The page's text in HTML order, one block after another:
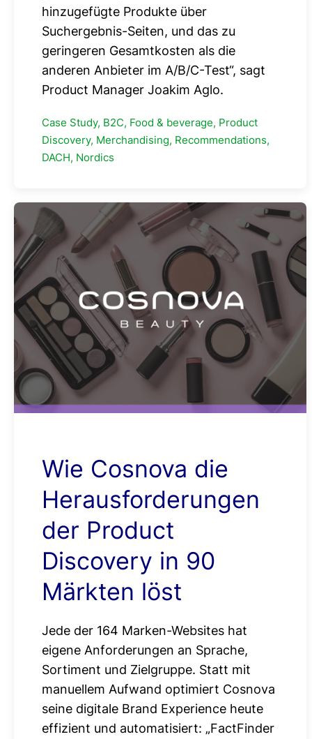
hinzugefügte Produkte über
Suchergebnis-Seiten, und das zu
geringeren Gesamtkosten als die
anderen Anbieter im A/B/C-Test“, sagt
Product Manager Joakim Aglo.
Case Study, B2C, Food & beverage, Product
Discovery, Merchandising, Recommendations,
DACH, Nordics
Wie Cosnova die
Herausforderungen
der Product
Discovery in 90
Märkten löst
Jede der 164 Marken-Websites hat
eigene Anforderungen an Sprache,
Sortiment und Zielgruppe. Statt mit
manuellem Aufwand optimiert Cosnova
seine digitale Brand Experience heute
effizient und automatisiert: „FactFinder